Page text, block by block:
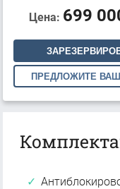
Цена: 699
ПРЕДЛОЖИТЕ